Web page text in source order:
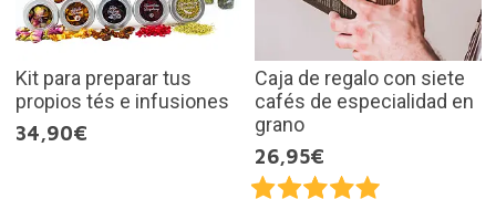
Kit para preparar tus
propios tés e infusiones
34,90€
Caja de regalo con siete
cafés de especialidad en
grano
26,95€